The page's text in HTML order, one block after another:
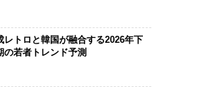
レトロと韓国が融合する2026年下
の若者トレンド予測